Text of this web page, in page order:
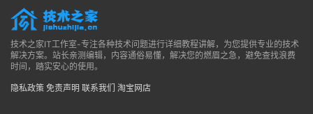
技术之家IT工作室-专注各种技术问题进行详细教程讲解，为您提供专业的技术
解决方案。站长亲测编辑，内容通俗易懂，解决您的燃眉之急，避免查找浪费
时间，踏实安心的使用。
隐私政策 免责声明 联系我们 淘宝网店